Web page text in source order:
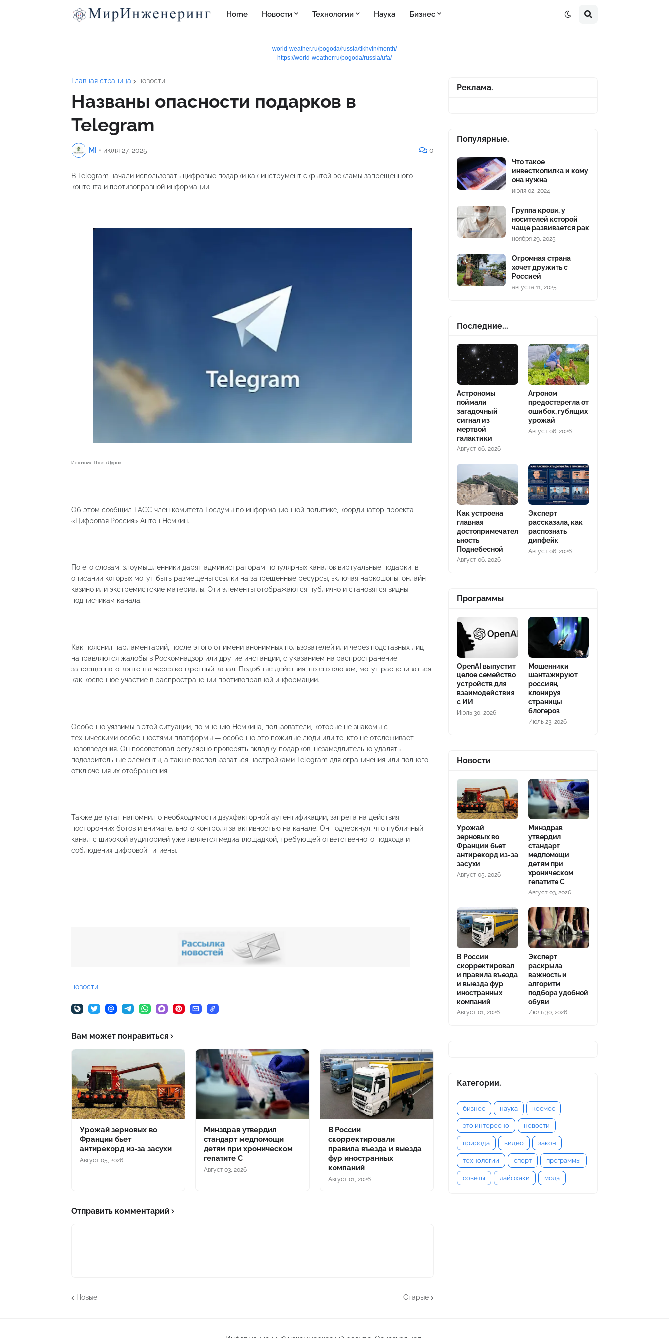
Home Новости Технологии Наука Бизнес
world-weather.ru/pogoda/russia/tikhvin/month/
https://world-weather.ru/pogoda/russia/ufa/
Главная страница новости
Названы опасности подарков в
Telegram
MI • июля 27, 2025 0
В Telegram начали использовать цифровые подарки как инструмент скрытой рекламы запрещенного
контента и противоправной информации.
Источник: Павел Дуров
Об этом сообщил ТАСС член комитета Госдумы по информационной политике, координатор проекта
«Цифровая Россия» Антон Немкин.
По его словам, злоумышленники дарят администраторам популярных каналов виртуальные подарки, в
описании которых могут быть размещены ссылки на запрещенные ресурсы, включая наркошопы, онлайн-
казино или экстремистские материалы. Эти элементы отображаются публично и становятся видны
подписчикам канала.
Как пояснил парламентарий, после этого от имени анонимных пользователей или через подставных лиц
направляются жалобы в Роскомнадзор или другие инстанции, с указанием на распространение
запрещенного контента через конкретный канал. Подобные действия, по его словам, могут расцениваться
как косвенное участие в распространении противоправной информации.
Особенно уязвимы в этой ситуации, по мнению Немкина, пользователи, которые не знакомы с
техническими особенностями платформы — особенно это пожилые люди или те, кто не отслеживает
нововведения. Он посоветовал регулярно проверять вкладку подарков, незамедлительно удалять
подозрительные элементы, а также воспользоваться настройками Telegram для ограничения или полного
отключения их отображения.
Также депутат напомнил о необходимости двухфакторной аутентификации, запрета на действия
посторонних ботов и внимательного контроля за активностью на канале. Он подчеркнул, что публичный
канал с широкой аудиторией уже является медиаплощадкой, требующей ответственного подхода и
соблюдения цифровой гигиены.
новости
Вам может понравиться
Урожай зерновых во
Франции бьет
антирекорд из-за засухи
Август 05, 2026
Минздрав утвердил
стандарт медпомощи
детям при хроническом
гепатите С
Август 03, 2026
В России
скорректировали
правила въезда и выезда
фур иностранных
компаний
Август 01, 2026
Отправить комментарий
Новые Старые
Реклама.
Популярные.
Что такое
инвесткопилка и кому
она нужна
июля 02, 2024
Группа крови, у
носителей которой
чаще развивается рак
ноября 29, 2025
Огромная страна
хочет дружить с
Россией
августа 11, 2025
Последние...
Астрономы
поймали
загадочный
сигнал из
мертвой
галактики
Август 06, 2026
Агроном
предостерегла от
ошибок, губящих
урожай
Август 06, 2026
Как устроена
главная
достопримечател
ьность
Поднебесной
Август 06, 2026
Эксперт
рассказала, как
распознать
дипфейк
Август 06, 2026
Программы
OpenAI выпустит
целое семейство
устройств для
взаимодействия
с ИИ
Июль 30, 2026
Мошенники
шантажируют
россиян,
клонируя
страницы
блогеров
Июль 23, 2026
Новости
Урожай
зерновых во
Франции бьет
антирекорд из-за
засухи
Август 05, 2026
Минздрав
утвердил
стандарт
медпомощи
детям при
хроническом
гепатите С
Август 03, 2026
В России
скорректировал
и правила въезда
и выезда фур
иностранных
компаний
Август 01, 2026
Эксперт
раскрыла
важность и
алгоритм
подбора удобной
обуви
Июль 30, 2026
Категории.
бизнес наука космос
это интересно новости
природа видео закон
технологии спорт программы
советы лайфхаки мода